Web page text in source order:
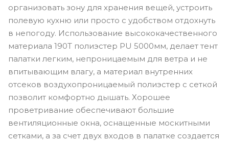
организовать зону для хранения вещей, устроить
полевую кухню или просто с удобством отдохнуть
в непогоду. Использование высококачественного
материала 190Т полиэстер PU 5000мм, делает тент
палатки легким, непроницаемым для ветра и не
впитывающим влагу, а материал внутренних
отсеков воздухопроницаемый полиэстер с сеткой
позволит комфортно дышать. Хорошее
проветривание обеспечивают большие
вентиляционные окна, оснащенные москитными
сетками, а за счет двух входов в палатке создается